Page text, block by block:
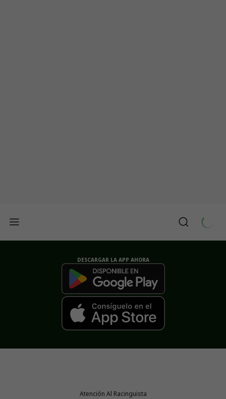
DESCARGAR LA APP AHORA
Atención Al Racinguista